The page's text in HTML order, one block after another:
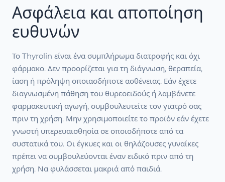
Ασφάλεια και αποποίηση
ευθυνών
Το Thyrolin είναι ένα συμπλήρωμα διατροφής και όχι
φάρμακο. Δεν προορίζεται για τη διάγνωση, θεραπεία,
ίαση ή πρόληψη οποιασδήποτε ασθένειας. Εάν έχετε
διαγνωσμένη πάθηση του θυρεοειδούς ή λαμβάνετε
φαρμακευτική αγωγή, συμβουλευτείτε τον γιατρό σας
πριν τη χρήση. Μην χρησιμοποιείτε το προϊόν εάν έχετε
γνωστή υπερευαισθησία σε οποιοδήποτε από τα
συστατικά του. Οι έγκυες και οι θηλάζουσες γυναίκες
πρέπει να συμβουλεύονται έναν ειδικό πριν από τη
χρήση. Να φυλάσσεται μακριά από παιδιά.